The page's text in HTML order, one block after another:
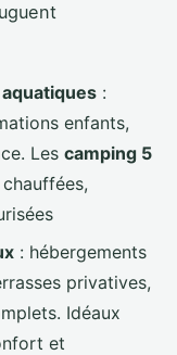
:
enfants,
Les camping 5
: hébergements
privatives,
Idéaux
et